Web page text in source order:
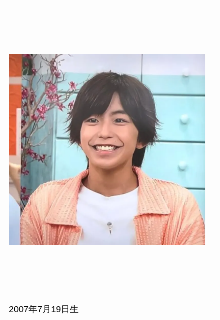
2007年7月19日生